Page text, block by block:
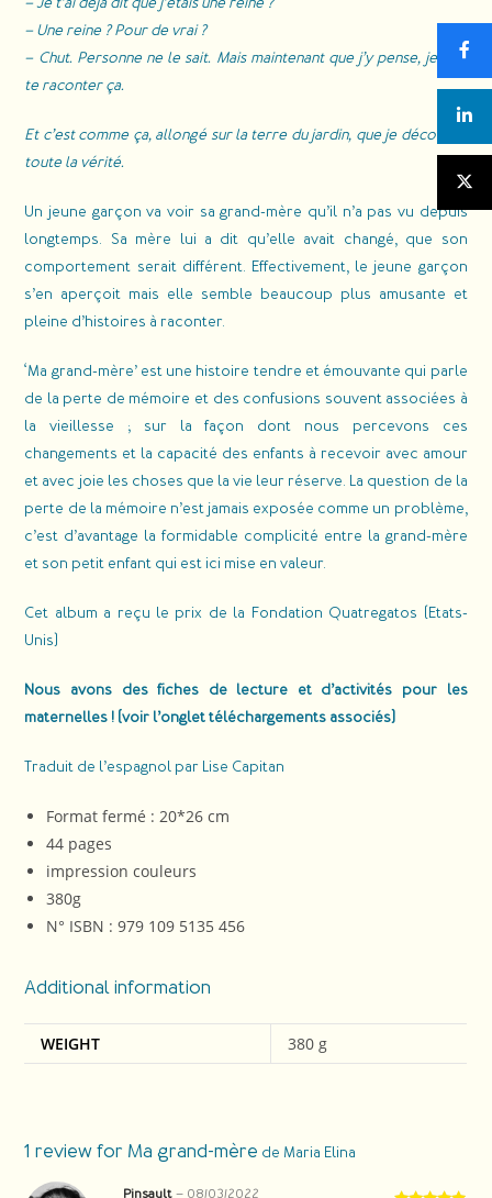
– Une reine ? Pour de vrai ?
– Chut. Personne ne le sait. Mais maintenant que j’y pense, je vais
te raconter ça.
Et c’est comme ça, allongé sur la terre du jardin, que je découvris
toute la vérité.
Un jeune garçon va voir sa grand-mère qu’il n’a pas vu depuis
longtemps. Sa mère lui a dit qu’elle avait changé, que son
comportement serait différent. Effectivement, le jeune garçon
s’en aperçoit mais elle semble beaucoup plus amusante et
pleine d’histoires à raconter.
‘Ma grand-mère’ est une histoire tendre et émouvante qui parle
de la perte de mémoire et des confusions souvent associées à
la vieillesse ; sur la façon dont nous percevons ces
changements et la capacité des enfants à recevoir avec amour
et avec joie les choses que la vie leur réserve. La question de la
perte de la mémoire n’est jamais exposée comme un problème,
c’est d’avantage la formidable complicité entre la grand-mère
et son petit enfant qui est ici mise en valeur.
Cet album a reçu le prix de la Fondation Quatregatos (Etats-
Unis)
Nous avons des fiches de lecture et d’activités pour les
maternelles ! (voir l’onglet téléchargements associés)
Traduit de l’espagnol par Lise Capitan
Format fermé : 20*26 cm
44 pages
impression couleurs
380g
N° ISBN : 979 109 5135 456
Additional information
WEIGHT 380 g
1 review for Ma grand-mère de Maria Elina
Pinsault– 08/03/2022